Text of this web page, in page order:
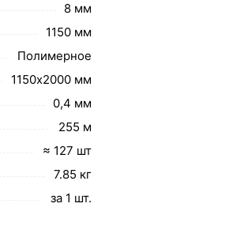
8 мм
1150 мм
Полимерное
1150х2000 мм
0,4 мм
255 м
≈ 127 шт
7.85 кг
за 1 шт.